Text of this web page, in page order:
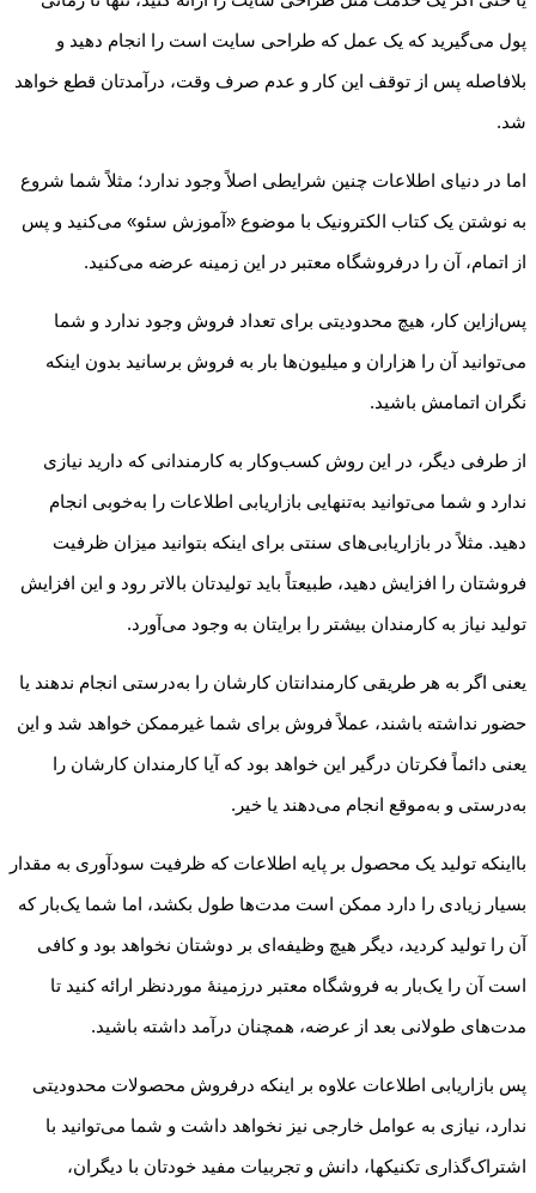
پول می‌گیرید که یک عمل که طراحی سایت است را انجام دهید و
بلافاصله پس از توقف این کار و عدم صرف وقت، درآمدتان قطع خواهد
شد.
اما در دنیای اطلاعات چنین شرایطی اصلاً وجود ندارد؛ مثلاً شما شروع
به نوشتن یک کتاب الکترونیک با موضوع «آموزش سئو» می‌کنید و پس
از اتمام، آن را درفروشگاه معتبر در این زمینه عرضه می‌کنید.
پس‌ازاین کار، هیچ محدودیتی برای تعداد فروش وجود ندارد و شما
می‌توانید آن را هزاران و میلیون‌ها بار به فروش برسانید بدون اینکه
نگران اتمامش باشید.
از طرفی دیگر، در این روش کسب‌وکار به کارمندانی که دارید نیازی
ندارد و شما می‌توانید به‌تنهایی بازاریابی اطلاعات را به‌خوبی انجام
دهید. مثلاً در بازاریابی‌های سنتی برای اینکه بتوانید میزان ظرفیت
فروشتان را افزایش دهید، طبیعتاً باید تولیدتان بالاتر رود و این افزایش
تولید نیاز به کارمندان بیشتر را برایتان به وجود می‌آورد.
یعنی اگر به هر طریقی کارمندانتان کارشان را به‌درستی انجام ندهند یا
حضور نداشته باشند، عملاً فروش برای شما غیرممکن خواهد شد و این
یعنی دائماً فکرتان درگیر این خواهد بود که آیا کارمندان کارشان را
به‌درستی و به‌موقع انجام می‌دهند یا خیر.
بااینکه تولید یک محصول بر پایه اطلاعات که ظرفیت سودآوری به مقدار
بسیار زیادی را دارد ممکن است مدت‌ها طول بکشد، اما شما یک‌بار که
آن را تولید کردید، دیگر هیچ وظیفه‌ای بر دوشتان نخواهد بود و کافی
است آن را یک‌بار به فروشگاه معتبر درزمینهٔ موردنظر ارائه کنید تا
مدت‌های طولانی بعد از عرضه، همچنان درآمد داشته باشید.
پس بازاریابی اطلاعات علاوه بر اینکه درفروش محصولات محدودیتی
ندارد، نیازی به عوامل خارجی نیز نخواهد داشت و شما می‌توانید با
اشتراک‌گذاری تکنیک­ها، دانش و تجربیات مفید خودتان با دیگران،